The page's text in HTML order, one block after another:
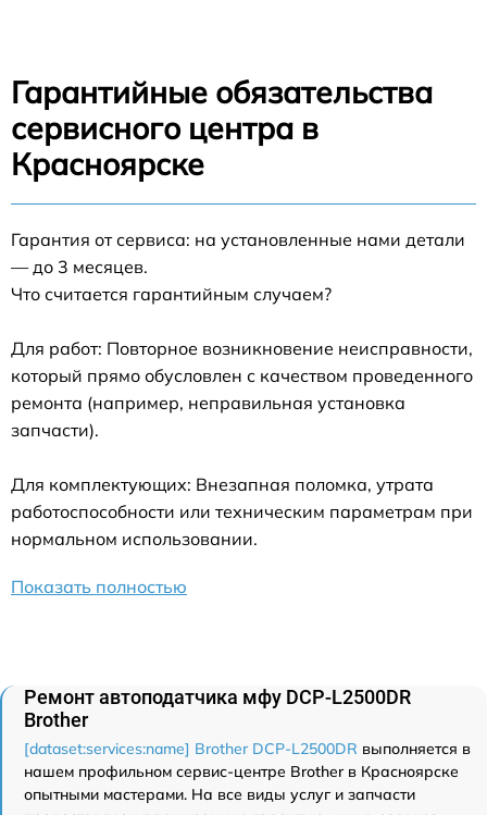
Гарантийные обязательства
сервисного центра в
Красноярске
Гарантия от сервиса: на установленные нами детали
— до 3 месяцев.
Что считается гарантийным случаем?
Для работ: Повторное возникновение неисправности,
который прямо обусловлен с качеством проведенного
ремонта (например, неправильная установка
запчасти).
Для комплектующих: Внезапная поломка, утрата
работоспособности или техническим параметрам при
нормальном использовании.
Показать полностью
Ремонт автоподатчика мфу DCP-L2500DR
Brother
[dataset:services:name] Brother DCP-L2500DR выполняется в
нашем профильном сервис-центре Brother в Красноярске
опытными мастерами. На все виды услуг и запчасти